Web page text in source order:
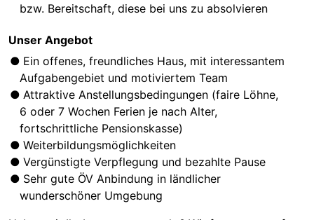
bzw. Bereitschaft, diese bei uns zu absolvieren
Unser Angebot
Ein offenes, freundliches Haus, mit interessantem
Aufgabengebiet und motiviertem Team
Attraktive Anstellungsbedingungen (faire Löhne,
6 oder 7 Wochen Ferien je nach Alter,
fortschrittliche Pensionskasse)
Weiterbildungsmöglichkeiten
Vergünstigte Verpflegung und bezahlte Pause
Sehr gute ÖV Anbindung in ländlicher
wunderschöner Umgebung